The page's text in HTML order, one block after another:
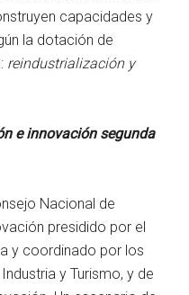
capacidades y
la dotación de
reindustrialización y
e innovación segunda
Nacional de
presidido por el
y coordinado por los
y Turismo, y de